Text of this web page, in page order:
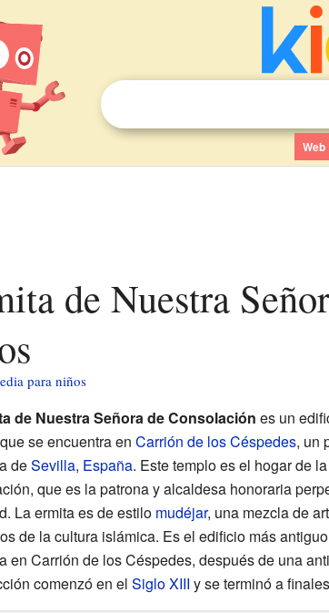
Web
para niños
de Nuestra Señora de Consolación es un
se encuentra en Carrión de los Céspedes, un
deSevilla, España. Este templo es el hogar de
que es la patrona y alcaldesa honoraria
La ermita es de estilo mudéjar, una mezcla de
de la cultura islámica. Es el edificio más
en Carrión de los Céspedes, después de una
comenzó en el Siglo XIII y se terminó a